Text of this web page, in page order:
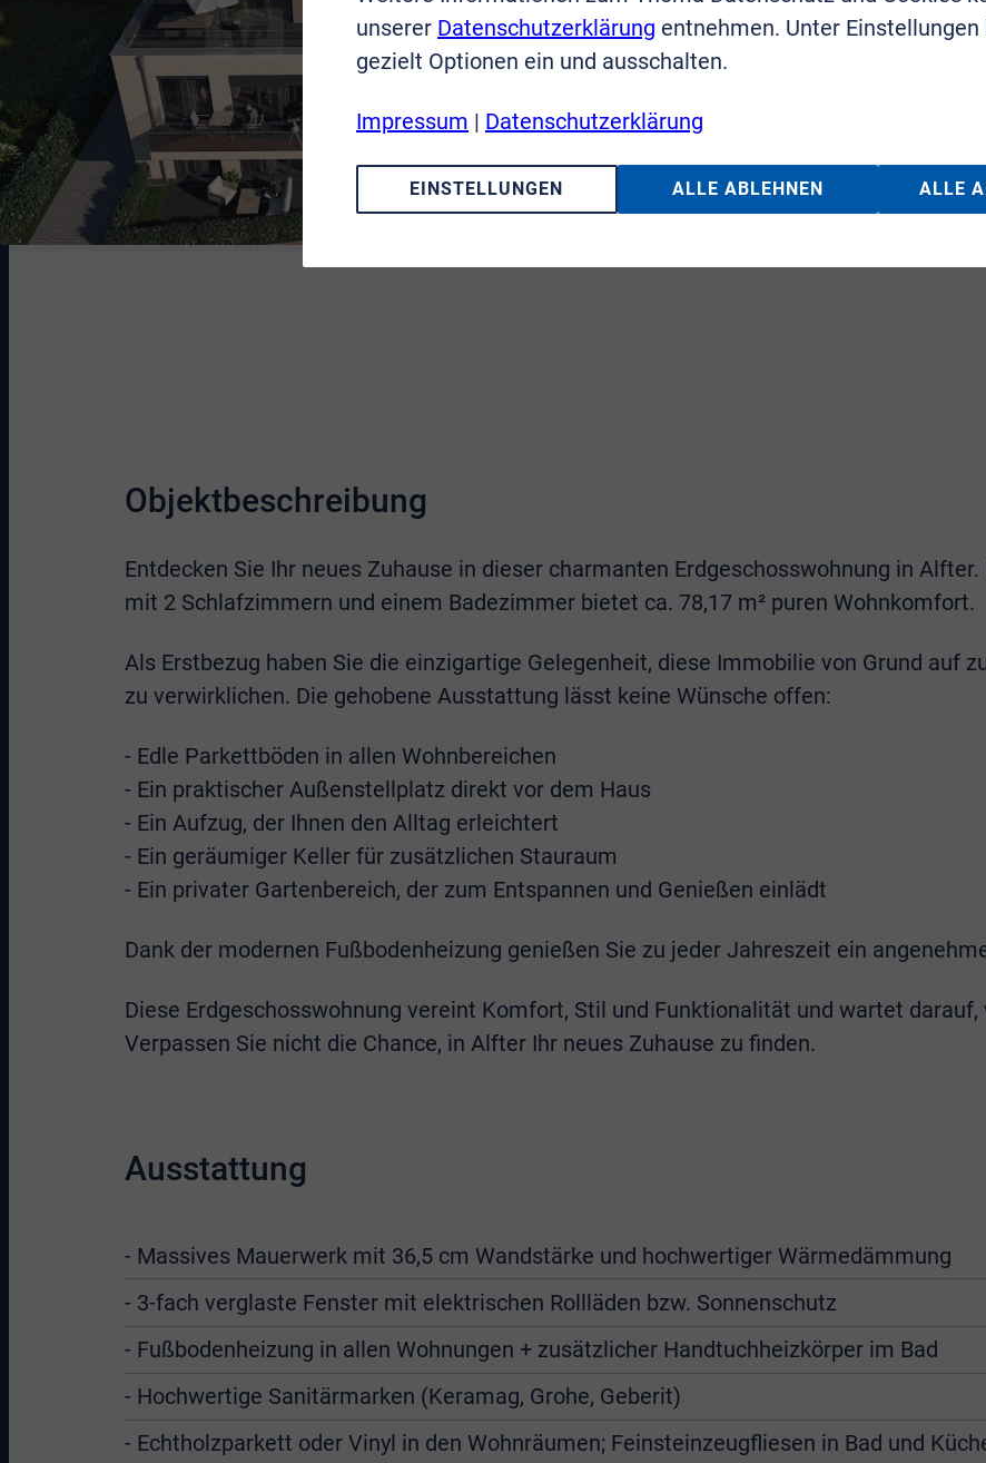
Objektbeschreibung
Entdecken Sie Ihr neues Zuhause in dieser charmanten Erdgeschosswohnung in
mit 2 Schlafzimmern und einem Badezimmer bietet ca. 78,17 m² puren Wohnkomfort.
Als Erstbezug haben Sie die einzigartige Gelegenheit, diese Immobilie von Grund auf
zu verwirklichen. Die gehobene Ausstattung lässt keine Wünsche offen:
- Edle Parkettböden in allen Wohnbereichen
- Ein praktischer Außenstellplatz direkt vor dem Haus
- Ein Aufzug, der Ihnen den Alltag erleichtert
- Ein geräumiger Keller für zusätzlichen Stauraum
- Ein privater Gartenbereich, der zum Entspannen und Genießen einlädt
Dank der modernen Fußbodenheizung genießen Sie zu jeder Jahreszeit ein
Diese Erdgeschosswohnung vereint Komfort, Stil und Funktionalität und wartet
Verpassen Sie nicht die Chance, in Alfter Ihr neues Zuhause zu finden.
Ausstattung
- Massives Mauerwerk mit 36,5 cm Wandstärke und hochwertiger Wärmedämmung
- 3-fach verglaste Fenster mit elektrischen Rollläden bzw. Sonnenschutz
- Fußbodenheizung in allen Wohnungen + zusätzlicher Handtuchheizkörper im Bad
- Hochwertige Sanitärmarken (Keramag, Grohe, Geberit)
- Echtholzparkett oder Vinyl in den Wohnräumen; Feinsteinzeugfliesen in Bad und
unserer Datenschutzerklärung entnehmen. Unter Einstellungen
gezielt Optionen ein und ausschalten.
Impressum | Datenschutzerklärung
EINSTELLUNGEN ALLE ABLEHNEN ALLE